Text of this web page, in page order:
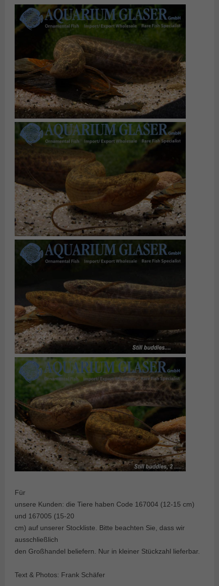
Für
unsere Kunden: die Tiere haben Code 167004 (12-15 cm)
und 167005 (15-20
cm) auf unserer Stockliste. Bitte beachten Sie, dass wir
ausschließlich
den Großhandel beliefern. Nur in kleiner Stückzahl lieferbar.
Text & Photos: Frank Schäfer